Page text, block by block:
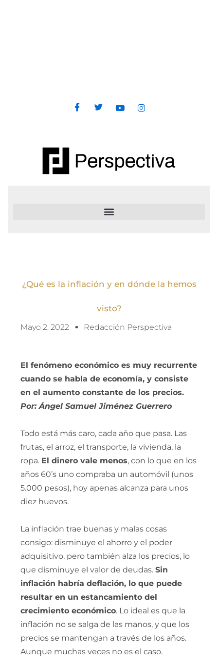
¿Qué es la inflación y en dónde la hemos
visto?
Mayo 2, 2022 Redacción Perspectiva
El fenómeno económico es muy recurrente
cuando se habla de economía, y consiste
en el aumento constante de los precios.
Por: Ángel Samuel Jiménez Guerrero
Todo está más caro, cada año que pasa. Las
frutas, el arroz, el transporte, la vivienda, la
ropa. El dinero vale menos, con lo que en los
años 60’s uno compraba un automóvil (unos
5.000 pesos), hoy apenas alcanza para unos
diez huevos.
La inflación trae buenas y malas cosas
consigo: disminuye el ahorro y el poder
adquisitivo, pero también alza los precios, lo
que disminuye el valor de deudas. Sin
inflación habría deflación, lo que puede
resultar en un estancamiento del
crecimiento económico. Lo ideal es que la
inflación no se salga de las manos, y que los
precios se mantengan a través de los años.
Aunque muchas veces no es el caso.